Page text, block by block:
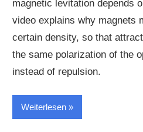
magnetic levitation depends
video explains why magnets
certain density, so that
the same polarization of the
instead of repulsion.
Weiterlesen